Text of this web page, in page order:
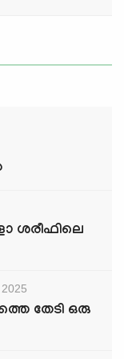
ശരീഫിലെ
തേടി ഒരു